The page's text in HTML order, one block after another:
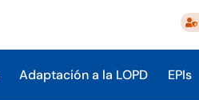
Adaptación a la LOPD EPIs